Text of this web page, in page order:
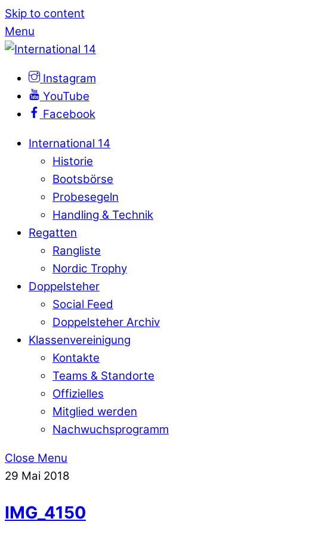
Skip to content
Menu
Instagram
YouTube
Facebook
International 14
Historie
Bootsbörse
Probesegeln
Handling & Technik
Regatten
Rangliste
Nordic Trophy
Doppelsteher
Social Feed
Doppelsteher Archiv
Klassenvereinigung
Kontakte
Teams & Standorte
Offizielles
Mitglied werden
Nachwuchsprogramm
Close Menu
29 Mai 2018
IMG_4150